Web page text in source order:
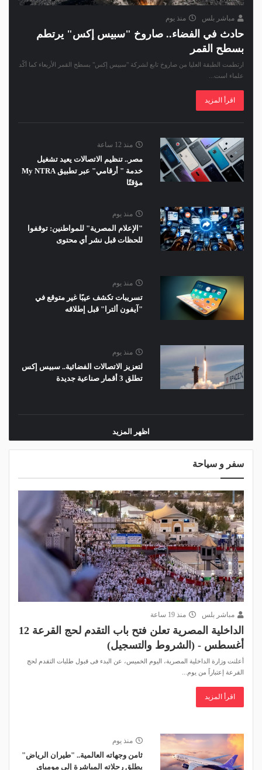
مباشر بلس منذ يوم
حادث في الفضاء.. صاروخ "سبيس إكس" يرتطم
بسطح القمر
ارتطمت الطبقة العليا من صاروخ تابع لشركة "سبيس إكس" بسطح القمر الأربعاء كما أكّد
علماء است...
اقرأ المزيد
منذ 12 ساعة
مصر.. تنظيم الاتصالات يعيد تشغيل
خدمة " أرقامي" عبر تطبيق My NTRA
مؤقتًا
منذ يوم
"الإعلام المصرية" للمواطنين: توقفوا
للحظات قبل نشر أي محتوى
منذ يوم
تسريبات تكشف عيبًا غير متوقع في
"آيفون ألترا" قبل إطلاقه
منذ يوم
لتعزيز الاتصالات الفضائية.. سبيس إكس
تطلق 3 أقمار صناعية جديدة
اظهر المزيد
سفر و سياحة
مباشر بلس منذ 19 ساعة
الداخلية المصرية تعلن فتح باب التقدم لحج القرعة 12
أغسطس - (الشروط والتسجيل)
أعلنت وزارة الداخلية المصرية، اليوم الخميس، عن البدء فى قبول طلبات التقدم لحج
القرعة إعتباراً من يوم...
اقرأ المزيد
منذ يوم
ثامن وجهاته العالمية.. "طيران الرياض"
يطلق رحلاته المباشرة إلى مومباي